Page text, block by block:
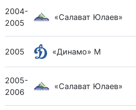
2004-
2005
«Салават Юлаев»
2005 «Динамо» М
2005-
2006
«Салават Юлаев»